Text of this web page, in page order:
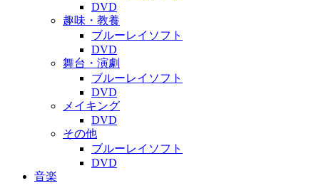
DVD
趣味・教養
ブルーレイソフト
DVD
舞台・演劇
ブルーレイソフト
DVD
メイキング
DVD
その他
ブルーレイソフト
DVD
音楽